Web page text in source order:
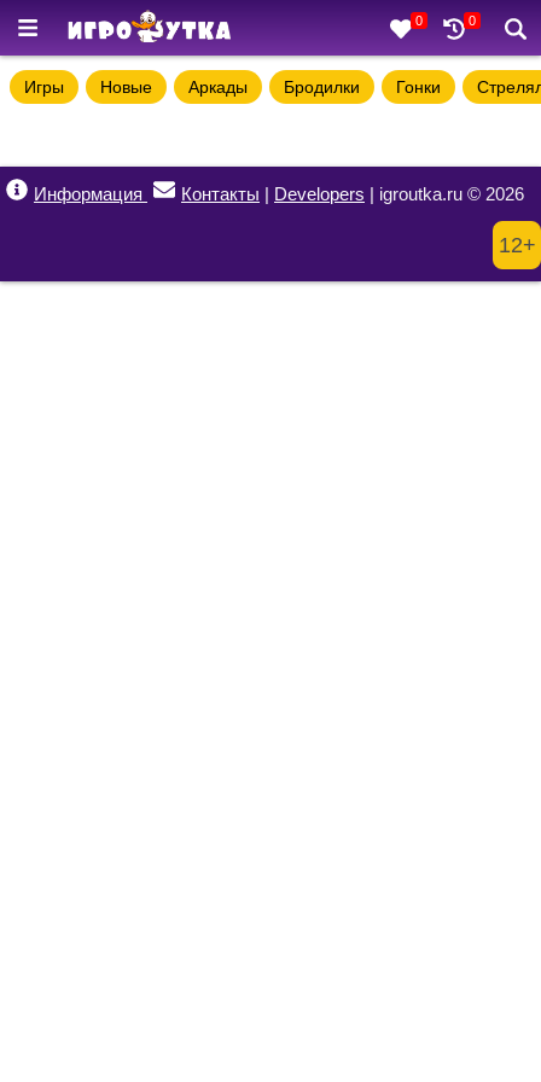
0 0
Игры Новые Аркады Бродилки Гонки
Информация Контакты | Developers | igroutka.ru © 2026
12+